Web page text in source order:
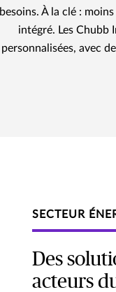
besoins. À la clé :
intégré. Les Chubb
personnalisées, avec
SECTEUR
Des
acteurs